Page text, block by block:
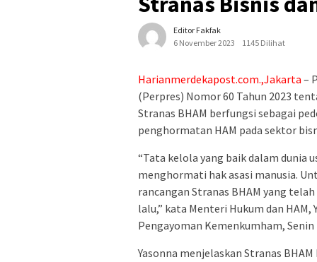
Editor Fakfak
6 November 2023
1145 Dilihat
Harianmerdekapost.com.,Jakarta –
(Perpres) Nomor 60 Tahun 2023
Stranas BHAM berfungsi sebagai
penghormatan HAM pada sektor
“Tata kelola yang baik dalam dunia
menghormati hak asasi manusia.
rancangan Stranas BHAM yang
lalu,” kata Menteri Hukum dan HAM,
Pengayoman Kemenkumham,
Yasonna menjelaskan Stranas